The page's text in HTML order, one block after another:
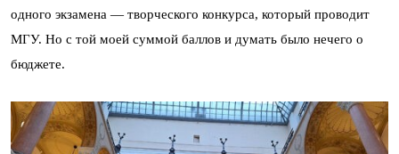
одного экзамена — творческого конкурса, который проводит
МГУ. Но с той моей суммой баллов и думать было нечего о
бюджете.